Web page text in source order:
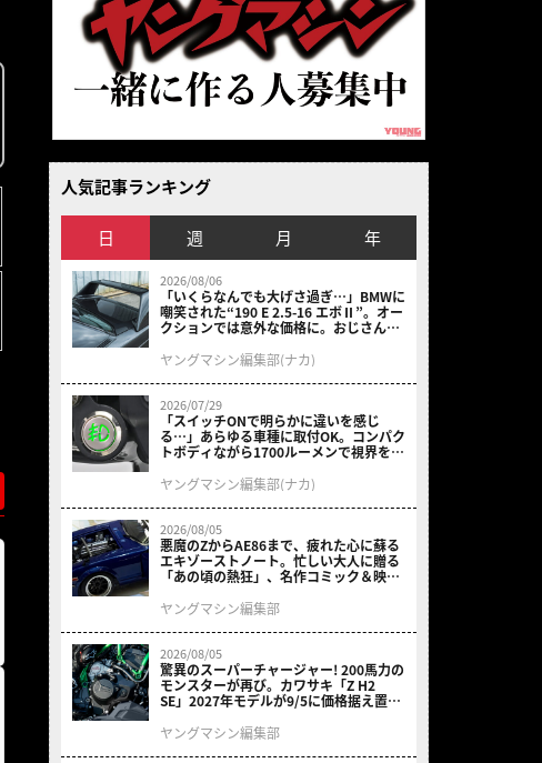
人気記事ランキング
日 週 月 年
2026/08/06
「いくらなんでも大げさ過ぎ…」BMWに
嘲笑された“190 E 2.5-16 エボⅡ”。オー
クションでは意外な価格に。おじさん達
ヤングマシン編集部(ナカ)
2026/07/29
「スイッチONで明らかに違いを感じ
る…」あらゆる車種に取付OK。コンパク
トボディながら1700ルーメンで視界を確
ニット プレシャスレイ スモール］
ヤングマシン編集部(ナカ)
2026/08/05
悪魔のZからAE86まで、疲れた心に蘇る
エキゾーストノート。忙しい大人に贈る
「あの頃の熱狂」、名作コミック＆映画
結！
ヤングマシン編集部
2026/08/05
驚異のスーパーチャージャー! 200馬力の
モンスターが再び。カワサキ「Z H2
SE」2027年モデルが9/5に価格据え置き
ヤングマシン編集部